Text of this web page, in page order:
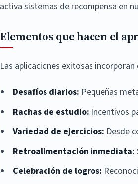
activa sistemas de recompensa en
Elementos que hacen el
Las aplicaciones exitosas
Desafíos diarios: Pequeñas
Rachas de estudio: Incentivos
Variedad de ejercicios: Desde
Retroalimentación inmediata:
Celebración de logros: